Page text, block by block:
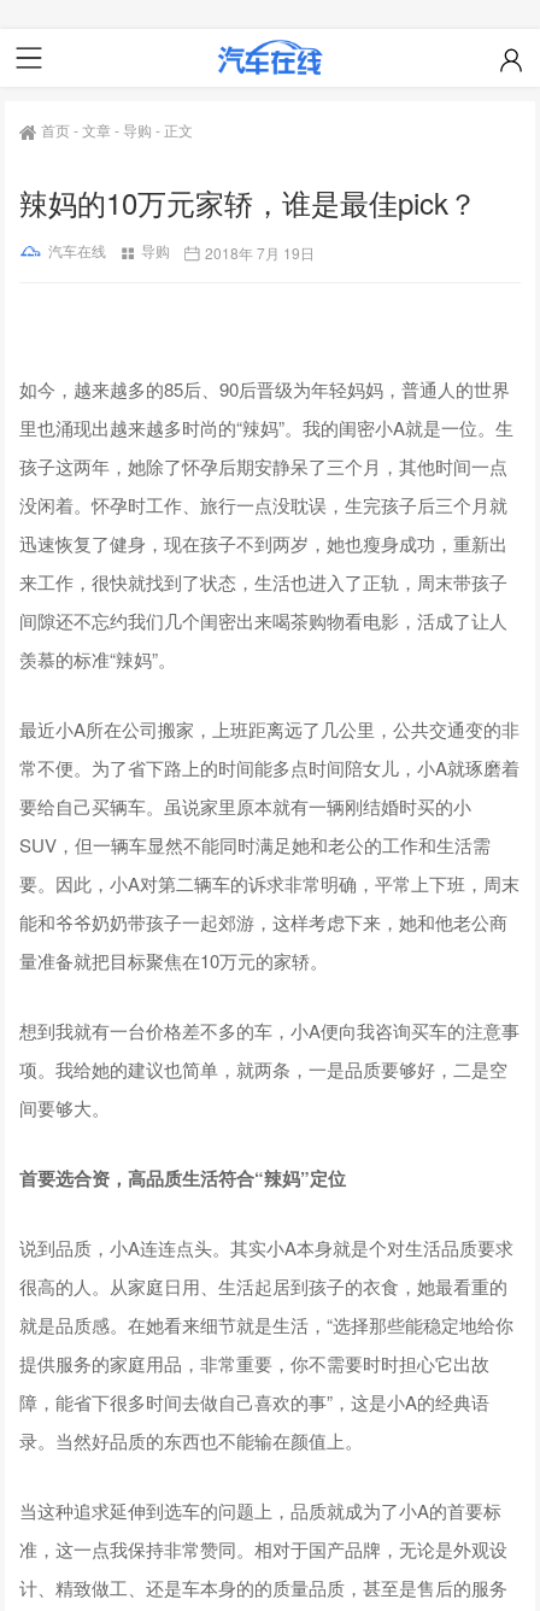
首页-文章-导购 - 正文
辣妈的10万元家轿，谁是最佳pick？
汽车在线 导购 2018年 7月 19日
如今，越来越多的85后、90后晋级为年轻妈妈，普通人的世界
里也涌现出越来越多时尚的“辣妈”。我的闺密小A就是一位。生
孩子这两年，她除了怀孕后期安静呆了三个月，其他时间一点
没闲着。怀孕时工作、旅行一点没耽误，生完孩子后三个月就
迅速恢复了健身，现在孩子不到两岁，她也瘦身成功，重新出
来工作，很快就找到了状态，生活也进入了正轨，周末带孩子
间隙还不忘约我们几个闺密出来喝茶购物看电影，活成了让人
羡慕的标准“辣妈”。
最近小A所在公司搬家，上班距离远了几公里，公共交通变的非
常不便。为了省下路上的时间能多点时间陪女儿，小A就琢磨着
要给自己买辆车。虽说家里原本就有一辆刚结婚时买的小
SUV，但一辆车显然不能同时满足她和老公的工作和生活需
要。因此，小A对第二辆车的诉求非常明确，平常上下班，周末
能和爷爷奶奶带孩子一起郊游，这样考虑下来，她和他老公商
量准备就把目标聚焦在10万元的家轿。
想到我就有一台价格差不多的车，小A便向我咨询买车的注意事
项。我给她的建议也简单，就两条，一是品质要够好，二是空
间要够大。
首要选合资，高品质生活符合“辣妈”定位
说到品质，小A连连点头。其实小A本身就是个对生活品质要求
很高的人。从家庭日用、生活起居到孩子的衣食，她最看重的
就是品质感。在她看来细节就是生活，“选择那些能稳定地给你
提供服务的家庭用品，非常重要，你不需要时时担心它出故
障，能省下很多时间去做自己喜欢的事”，这是小A的经典语
录。当然好品质的东西也不能输在颜值上。
当这种追求延伸到选车的问题上，品质就成为了小A的首要标
准，这一点我保持非常赞同。相对于国产品牌，无论是外观设
计、精致做工、还是车本身的的质量品质，甚至是售后的服务